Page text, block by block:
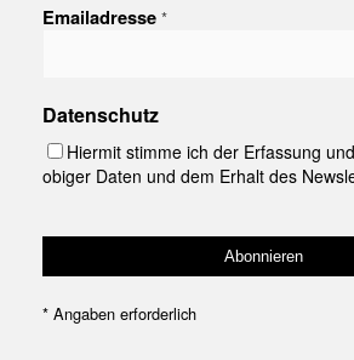
Emailadresse*
Datenschutz
Hiermit stimme ich der Erfassung
obiger Daten und dem Erhalt des
* Angaben erforderlich